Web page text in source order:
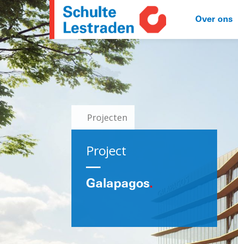
Over ons
Projecten
Galapagos.
Project